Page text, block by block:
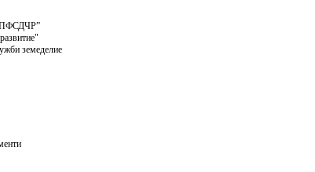
земеделие